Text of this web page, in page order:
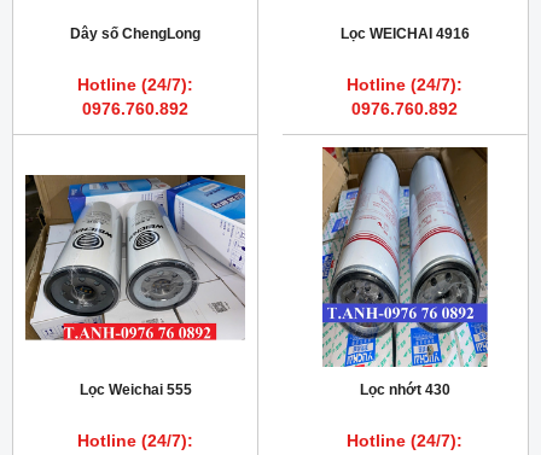
Dây số ChengLong
Hotline (24/7):
0976.760.892
Lọc WEICHAI 4916
Hotline (24/7):
0976.760.892
Lọc Weichai 555
Hotline (24/7):
Lọc nhớt 430
Hotline (24/7):